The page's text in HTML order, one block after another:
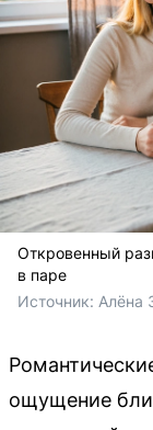
Откровенный
в паре
Источник: Алёна
ощущение